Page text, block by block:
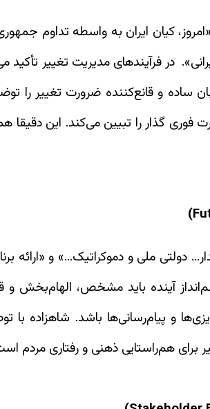
کیان ایران به واسطه تداوم
در فرآیندهای مدیریت تغییر
ساده و قانع‌کننده ضرورت تغییر را
فوری گذار را تبیین می‌کند. این
دولتی ملی و دموکراتیک...» و
آینده باید مشخص، الهام‌بخش
و پیام‌رسانی‌ها باشد. شاهزاده
هم‌راستایی ذهنی و رفتاری مردم